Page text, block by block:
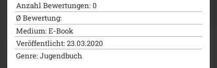
Anzahl Bewertungen: 0
Ø Bewertung:
Medium: E-Book
Veröffentlicht: 23.03.2020
Genre: Jugendbuch